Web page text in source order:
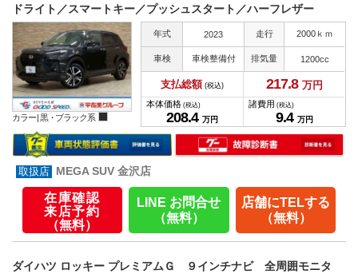
ドライト／スマートキー／プッシュスタート／ハーフレザー
カラー | 黒・ブラック系
年式 2023 走行 2000ｋｍ
車検 車検整備付 排気量 1200cc
支払総額 (税込) 217.8 万円
本体価格 (税込)
208.4 万円
諸費用 (税込)
9.4 万円
MEGA SUV 金沢店
在庫確認
来店予約
（無料）
LINE お問合せ
（無料）
店舗にTELする
（無料）
ダイハツ ロッキー プレミアムＧ ９インチナビ 全周囲モニタ